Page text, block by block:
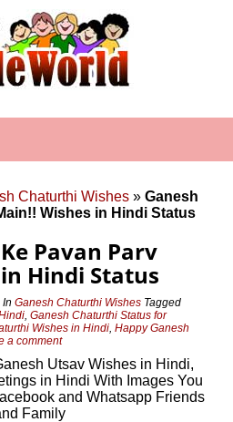
Chaturthi Wishes »Ganesh
Wishes in Hindi Status
Pavan Parv
Hindi Status
InGanesh Chaturthi Wishes Tagged
,Ganesh Chaturthi Status for
Wishes in Hindi,Happy Ganesh
a comment
Utsav Wishes in Hindi,
in Hindi With Images You
and Whatsapp Friends
Family